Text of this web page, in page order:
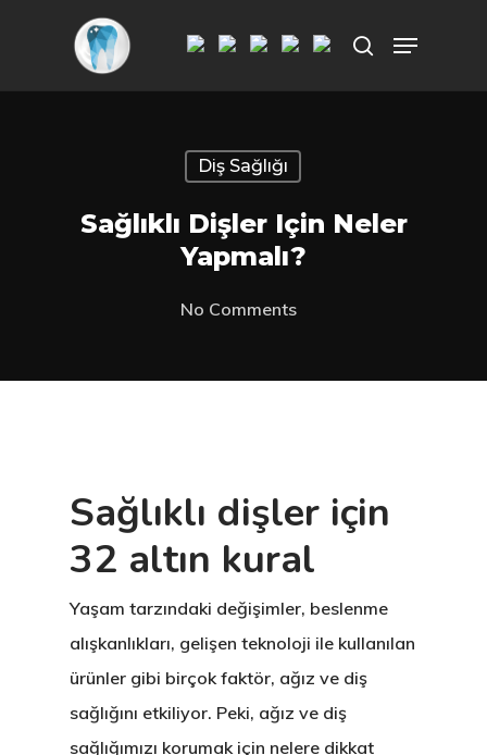
Diş Sağlığı
Sağlıklı Dişler Için Neler
Yapmalı?
No Comments
Sağlıklı dişler için
32 altın kural
Yaşam tarzındaki değişimler, beslenme
alışkanlıkları, gelişen teknoloji ile kullanılan
ürünler gibi birçok faktör, ağız ve diş
sağlığını etkiliyor. Peki, ağız ve diş
sağlığımızı korumak için nelere dikkat